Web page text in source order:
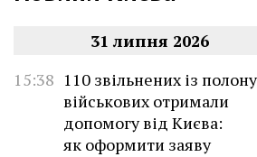
31 липня 2026
15:38 110 звільнених із полону
військових отримали
допомогу від Києва:
як оформити заяву